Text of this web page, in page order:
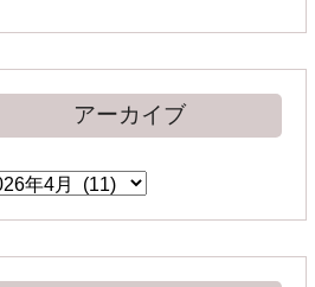
アーカイブ